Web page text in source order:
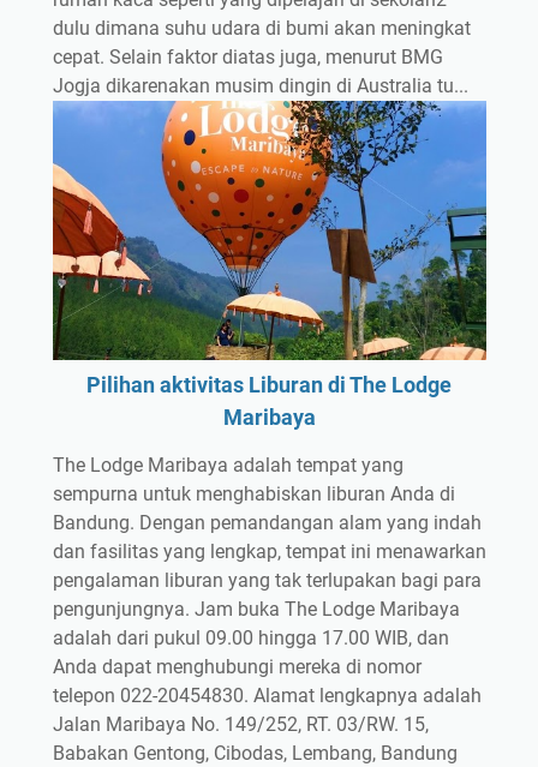
dulu dimana suhu udara di bumi akan meningkat
cepat. Selain faktor diatas juga, menurut BMG
Jogja dikarenakan musim dingin di Australia tu...
Pilihan aktivitas Liburan di The Lodge
Maribaya
The Lodge Maribaya adalah tempat yang
sempurna untuk menghabiskan liburan Anda di
Bandung. Dengan pemandangan alam yang indah
dan fasilitas yang lengkap, tempat ini menawarkan
pengalaman liburan yang tak terlupakan bagi para
pengunjungnya. Jam buka The Lodge Maribaya
adalah dari pukul 09.00 hingga 17.00 WIB, dan
Anda dapat menghubungi mereka di nomor
telepon 022-20454830. Alamat lengkapnya adalah
Jalan Maribaya No. 149/252, RT. 03/RW. 15,
Babakan Gentong, Cibodas, Lembang, Bandung